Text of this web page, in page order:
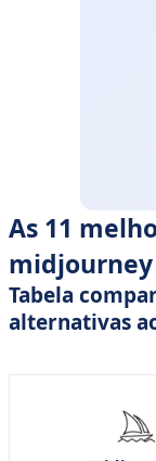
As 11
midjourney
Tabela
alternativas